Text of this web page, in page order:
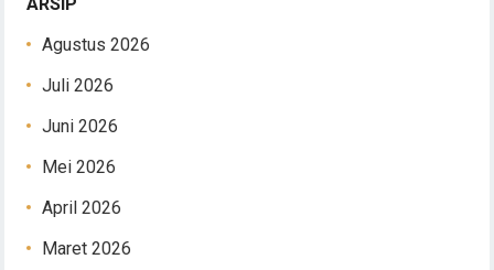
Agustus 2026
Juli 2026
Juni 2026
Mei 2026
April 2026
Maret 2026